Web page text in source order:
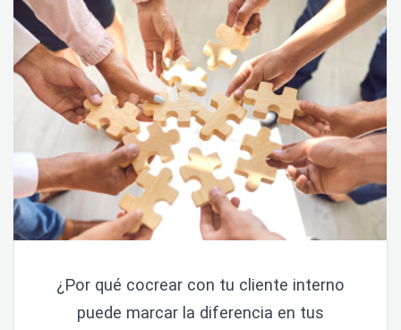
¿Por qué cocrear con tu cliente interno
puede marcar la diferencia en tus